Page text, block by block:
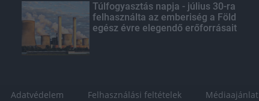
Túlfogyasztás napja - július 30-ra
felhasználta az emberiség a Föld
egész évre elegendő erőforrásait
Adatvédelem Felhasználási feltételek Médiaajánlat